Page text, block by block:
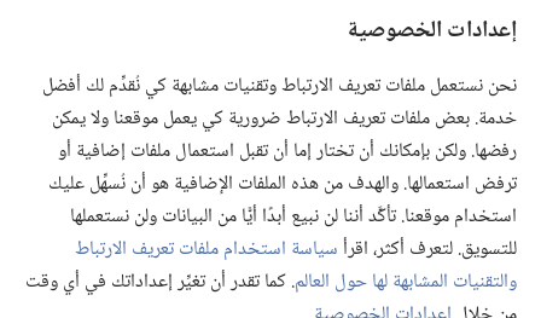
إعدادات الخصوصية
نحن نستعمل ملفات تعريف الارتباط وتقنيات مشابهة كي نُقدِّم لك أفضل
خدمة. بعض ملفات تعريف الارتباط ضرورية كي يعمل موقعنا ولا يمكن
رفضها. ولكن بإمكانك أن تختار إما أن تقبل استعمال ملفات إضافية أو
ترفض استعمالها. والهدف من هذه الملفات الإضافية هو أن نُسهِّل عليك
استخدام موقعنا. تأكَّد أننا لن نبيع أبدًا أيًّا من البيانات ولن نستعملها
للتسويق. لتعرف أكثر، اقرأسياسة استخدام ملفات تعريف الارتباط
والتقنيات المشابهة لها حول العالم. كما تقدر أن تغيِّر إعداداتك في أي وقت
(يفتح
نافذة
(يفتح
نافذة
جديدة) تطبيق ®
JW Library
مكتبة برج المراقبة
© 2026 .Watch Tower Bible and Tract Society of Pennsylvania